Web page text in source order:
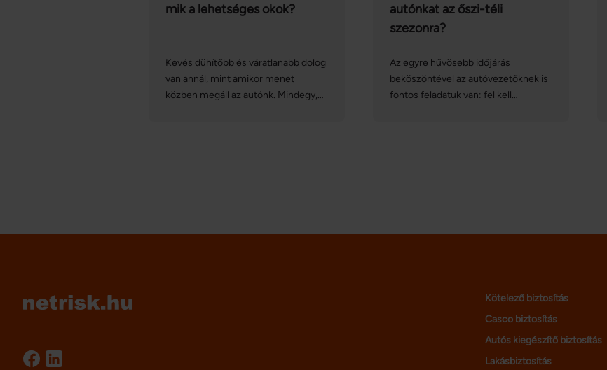
mik a lehetséges okok?
Kevés dühítőbb és váratlanabb dolog
van annál, mint amikor menet
közben megáll az autónk. Mindegy,
autónkat az őszi-téli
szezonra?
Az egyre hűvösebb időjárás
beköszöntével az autóvezetőknek is
fontos feladatuk van: fel kell
Kötelező biztosítás
Casco biztosítás
Autós kiegészítő biztosítás
Lakásbiztosítás